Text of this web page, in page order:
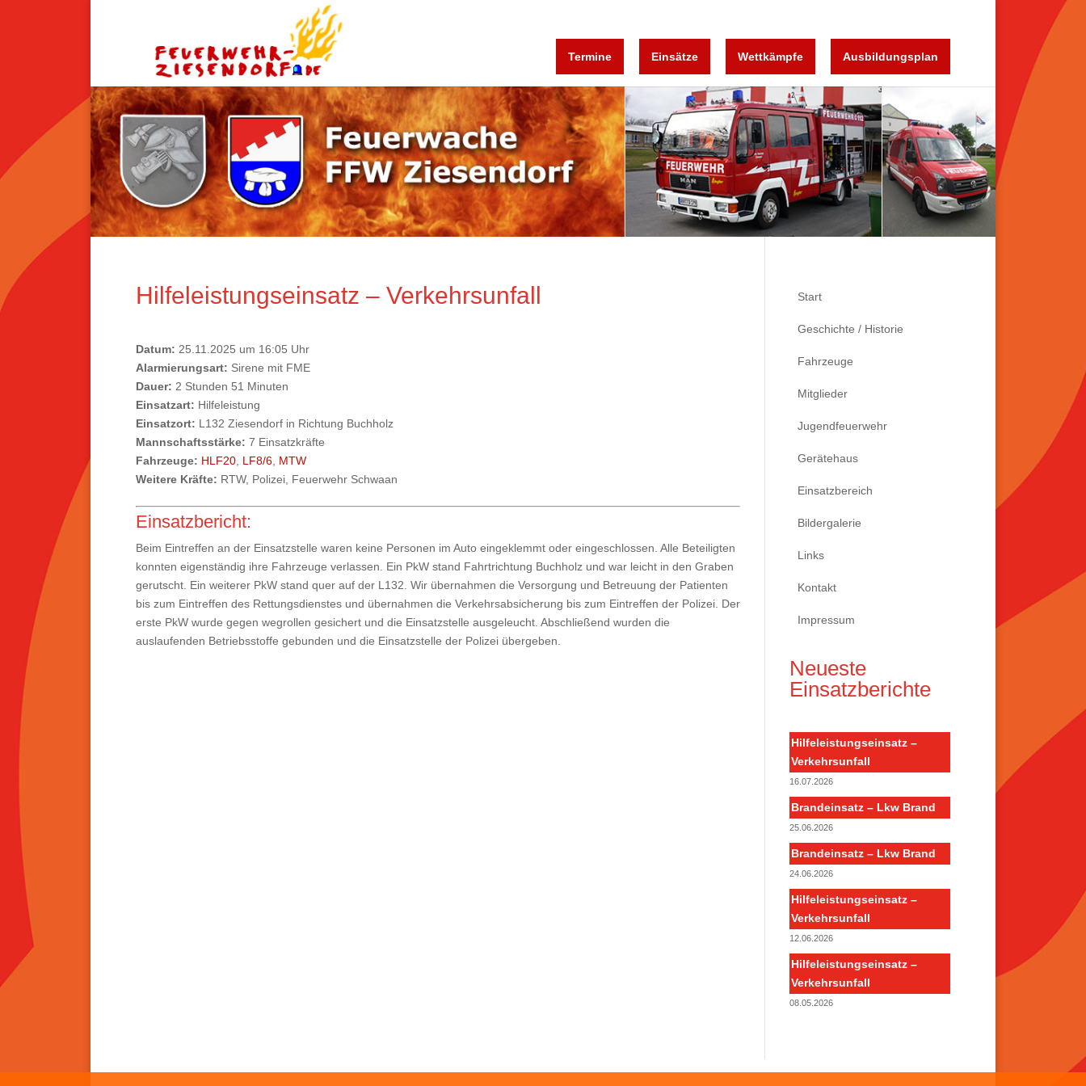
Termine Einsätze Wettkämpfe Ausbildungsplan
Hilfeleistungseinsatz – Verkehrsunfall
Datum: 25.11.2025 um 16:05 Uhr
Alarmierungsart: Sirene mit FME
Dauer: 2 Stunden 51 Minuten
Einsatzart: Hilfeleistung
Einsatzort: L132 Ziesendorf in Richtung Buchholz
Mannschaftsstärke: 7 Einsatzkräfte
Fahrzeuge: HLF20 LF8/6 MTW
Weitere Kräfte: RTW, Polizei, Feuerwehr Schwaan
Einsatzbericht:
Beim Eintreffen an der Einsatzstelle waren keine Personen im Auto eingeklemmt oder eingeschlossen. Alle Beteiligten
konnten eigenständig ihre Fahrzeuge verlassen. Ein PkW stand Fahrtrichtung Buchholz und war leicht in den Graben
gerutscht. Ein weiterer PkW stand quer auf der L132. Wir übernahmen die Versorgung und Betreuung der Patienten
bis zum Eintreffen des Rettungsdienstes und übernahmen die Verkehrsabsicherung bis zum Eintreffen der Polizei. Der
erste PkW wurde gegen wegrollen gesichert und die Einsatzstelle ausgeleucht. Abschließend wurden die
auslaufenden Betriebsstoffe gebunden und die Einsatzstelle der Polizei übergeben.
Start
Geschichte / Historie
Fahrzeuge
Mitglieder
Jugendfeuerwehr
Gerätehaus
Einsatzbereich
Bildergalerie
Links
Kontakt
Impressum
Neueste
Einsatzberichte
Hilfeleistungseinsatz –
Verkehrsunfall
16.07.2026
Brandeinsatz – Lkw Brand
25.06.2026
Brandeinsatz – Lkw Brand
24.06.2026
Hilfeleistungseinsatz –
Verkehrsunfall
12.06.2026
Hilfeleistungseinsatz –
Verkehrsunfall
08.05.2026